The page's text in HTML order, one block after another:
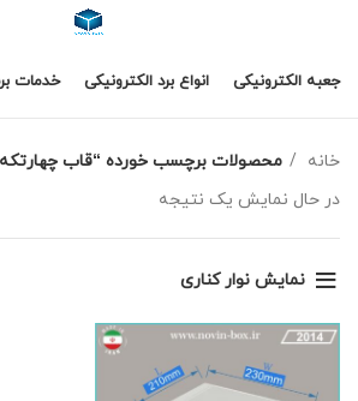
جعبه الکترونیکی انواع برد الکترونیکی خدمات
خانه
محصولات برچسب خورده “قاب چهارتکه
در حال نمایش یک نتیجه
نمایش نوار کناری